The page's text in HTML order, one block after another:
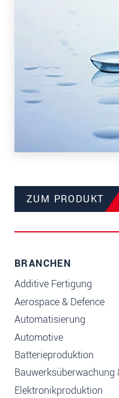
ZUM PRODUKT
BRANCHEN
Additive Fertigung
Aerospace & Defence
Automatisierung
Automotive
Batterieproduktion
Elektronikproduktion